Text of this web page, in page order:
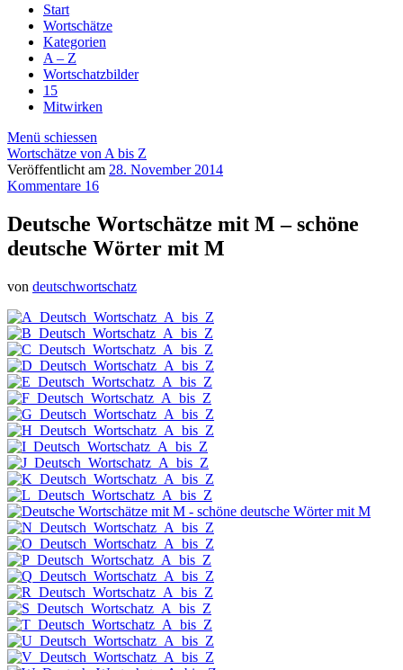
Start
Wortschätze
Kategorien
A – Z
Wortschatzbilder
15
Mitwirken
Menü schiessen
Wortschätze von A bis Z
Veröffentlicht am 28. November 2014
Kommentare 16
Deutsche Wortschätze mit M – schöne
deutsche Wörter mit M
von deutschwortschatz